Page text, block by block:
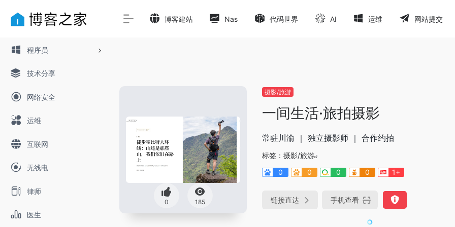
程序员
技术分享
网络安全
运维
互联网
无线电
律师
医生
博客建站 Nas 代码世界 AI 运维 网站提交
0 185
摄影/旅游
一间生活·旅拍摄影
常驻川渝 ｜ 独立摄影师 ｜ 合作约拍
标签： 摄影/旅游
0
0 0 0 1+
链接直达 手机查看